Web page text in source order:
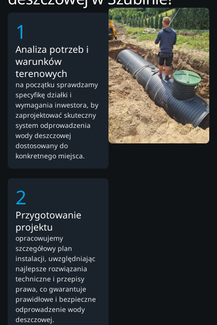
1
Analiza potrzeb i
warunków
terenowych
na początku sprawdzamy
specyfikę działki i
wymagania inwestora, by
zaprojektować skuteczny
system odprowadzenia
wody deszczowej
dostosowany do
konkretnego miejsca.
2
Przygotowanie
projektu
opracowujemy
szczegółowy plan
instalacji, uwzględniając
najlepsze rozwiązania
techniczne i przepisy
prawa, co gwarantuje
prawidłowe i bezpieczne
odprowadzenie wody
deszczowej.